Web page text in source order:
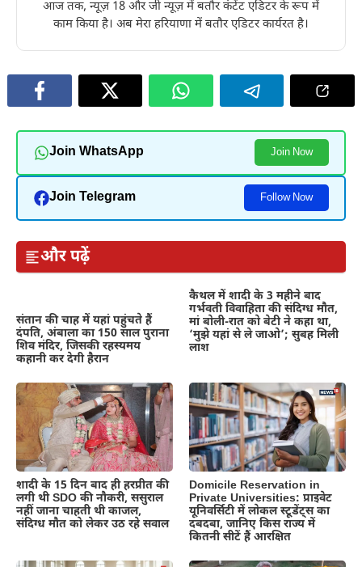
आज तक, न्यूज़ 18 और जी न्यूज़ में बतौर कंटेंट एडिटर के रूप में
काम किया है। अब मेरा हरियाणा में बतौर एडिटर कार्यरत है।
Join WhatsApp Join Now
Join Telegram Follow Now
और पढ़ें
संतान की चाह में यहां पहुंचते हैं
दंपति, अंबाला का 150 साल पुराना
शिव मंदिर, जिसकी रहस्यमय
कहानी कर देगी हैरान
कैथल में शादी के 3 महीने बाद
गर्भवती विवाहिता की संदिग्ध मौत,
मां बोली-रात को बेटी ने कहा था,
‘मुझे यहां से ले जाओ’; सुबह मिली
लाश
शादी के 15 दिन बाद ही हरप्रीत की
लगी थी SDO की नौकरी, ससुराल
नहीं जाना चाहती थी काजल,
संदिग्ध मौत को लेकर उठ रहे सवाल
Domicile Reservation in
Private Universities: प्राइवेट
यूनिवर्सिटी में लोकल स्टूडेंट्स का
दबदबा, जानिए किस राज्य में
कितनी सीटें हैं आरक्षित